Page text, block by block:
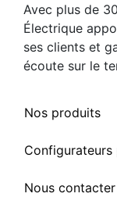
Avec plus de
Électrique
ses clients et
écoute sur le
Nos produits
Nous contacter